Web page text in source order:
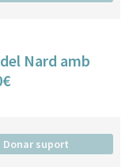
Nard amb
Donar suport